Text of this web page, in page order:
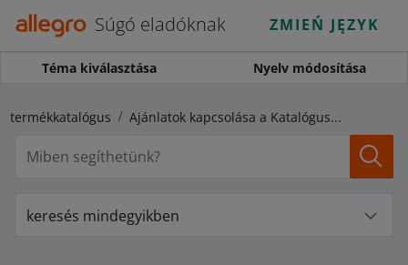
Súgó eladóknak ZMIEŃ JĘZYK
Téma kiválasztása Nyelv módosítása
termékkatalógus Ajánlatok kapcsolása a Katalógushoz
keresés mindegyikben